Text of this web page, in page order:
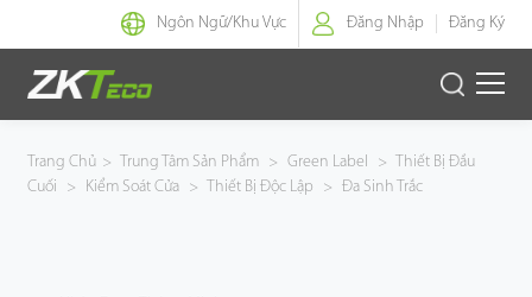
Ngôn Ngữ/Khu Vực Đăng Nhập Đăng Ký
Nhận Dạng Thông Minh
Trang Chủ > Trung Tâm Sản Phẩm > Green Label >
Thiết Bị Đầu
Cuối
> Kiểm Soát Cửa > Thiết Bị Độc Lập > Đa Sinh Trắc